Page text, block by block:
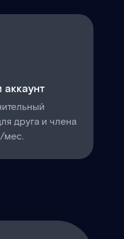
друга и члена
мес.